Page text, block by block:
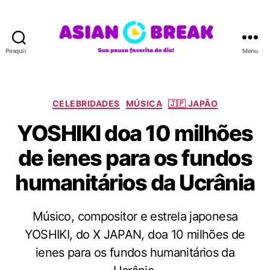
Pesquisar
A
B
R
E
A
K
Menu
C
t
e
g
o
r
s
CELEBRIDADES MÚSICA 🇯🇵 JAPÃO
YOSHIKI doa 10 milhões
de ienes para os fundos
humanitários da Ucrânia
Músico, compositor e estrela japonesa
YOSHIKI, do X JAPAN, doa 10 milhões de
ienes para os fundos humanitários da